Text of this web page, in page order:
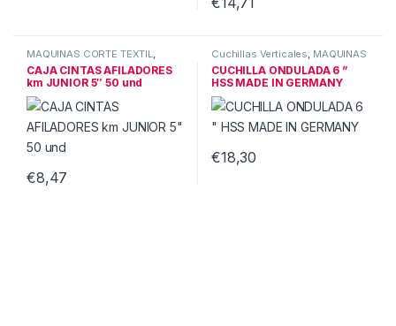
MAQUINAS CORTE TEXTIL,
Recambios & Acces Corte
CAJA CINTAS AFILADORES
km JUNIOR 5″ 50 und
€8,47
Cuchillas Verticales, MAQUINAS
CORTE TEXTIL
CUCHILLA ONDULADA 6 ”
HSS MADE IN GERMANY
€18,30